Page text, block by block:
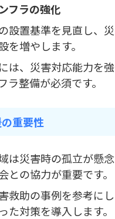
フラの強化
設置基準を見直し、
を増やします。
は、災害対応能力を
ラ整備が必須です。
重要性
は災害時の孤立が懸
との協力が重要です。
救助の事例を参考に
た対策を導入します。